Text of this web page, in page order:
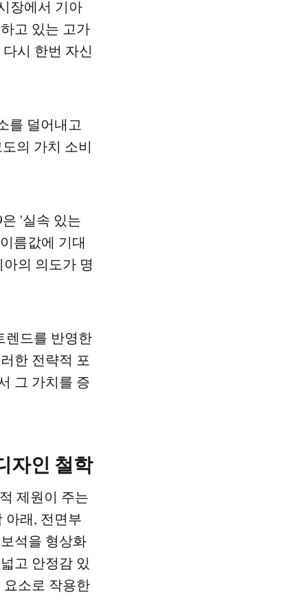
장에서 기아
고 있는 고가
시 한번 자신
를 덜어내고
의 가치 소비
'실속 있는
름값에 기대
의 의도가 명
렌드를 반영한
한 전략적 포
그 가치를 증
자인 철학
제원이 주는
아래, 전면부
석을 형상화
고 안정감 있
소로 작용한